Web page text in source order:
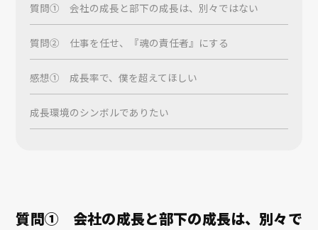
質問① 会社の成長と部下の成長は、別々ではない
質問② 仕事を任せ、『魂の責任者』にする
感想① 成長率で、僕を超えてほしい
成長環境のシンボルでありたい
質問① 会社の成長と部下の成長は、別々で